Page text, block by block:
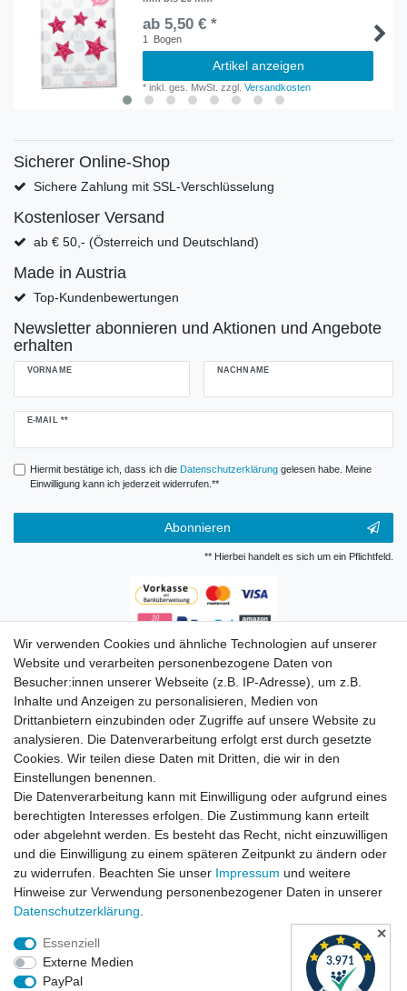
ab 5,50 € *
1 Bogen
Artikel anzeigen
*inkl. ges. MwSt. zzgl.Versandkosten
Sicherer Online-Shop
Sichere Zahlung mit SSL-Verschlüsselung
Kostenloser Versand
ab € 50,- (Österreich und Deutschland)
Made in Austria
Top-Kundenbewertungen
Newsletter abonnieren und Aktionen und Angebote
erhalten
VORNAME NACHNAME
E-MAIL **
Newsletter
Hiermit bestätige ich, dass ich die Daten­schutz­erklärunggelesen habe. Meine
Einwilligung kann ich jederzeit widerrufen.**
Abonnieren
** Hierbei handelt es sich um ein Pflichtfeld.
Zahlungsarten
Versandkosten
Wir verwenden Cookies und ähnliche Technologien auf unserer
Website und verarbeiten personenbezogene Daten von
Besucher:innen unserer Webseite (z.B. IP-Adresse), um z.B.
Inhalte und Anzeigen zu personalisieren, Medien von
Drittanbietern einzubinden oder Zugriffe auf unsere Website zu
analysieren. Die Datenverarbeitung erfolgt erst durch gesetzte
Cookies. Wir teilen diese Daten mit Dritten, die wir in den
Einstellungen benennen.
Die Datenverarbeitung kann mit Einwilligung oder aufgrund eines
berechtigten Interesses erfolgen. Die Zustimmung kann erteilt
oder abgelehnt werden. Es besteht das Recht, nicht einzuwilligen
und die Einwilligung zu einem späteren Zeitpunkt zu ändern oder
zu widerrufen. Beachten Sie unser Impressum und weitere
Hinweise zur Verwendung personenbezogener Daten in unserer
Daten­schutz­erklärung
Essenziell
Externe Medien
PayPal
✕